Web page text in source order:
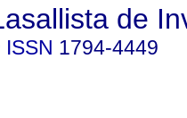
de
ISSN 1794-4449